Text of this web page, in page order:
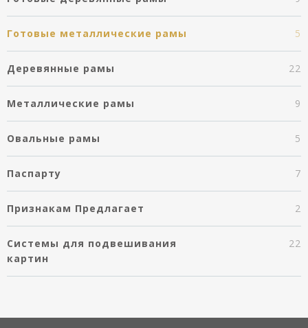
Готовые металлические рамы 5
Деревянные рамы 22
Металлические рамы 9
Овальные рамы 5
Паспарту 7
Признакам Предлагает 2
Системы для подвешивания
картин
22